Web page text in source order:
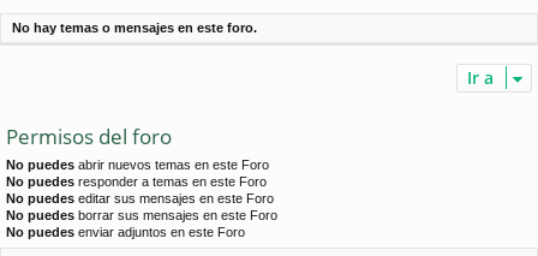
d
e
r
No hay temas o mensajes en este foro.
Ir a
Permisos del foro
No puedes abrir nuevos temas en este Foro
No puedes responder a temas en este Foro
No puedes editar sus mensajes en este Foro
No puedes borrar sus mensajes en este Foro
No puedes enviar adjuntos en este Foro